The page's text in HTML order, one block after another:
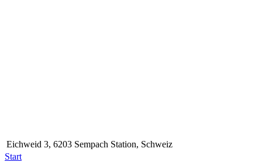
Eichweid 3, 6203 Sempach Station, Schweiz
Start